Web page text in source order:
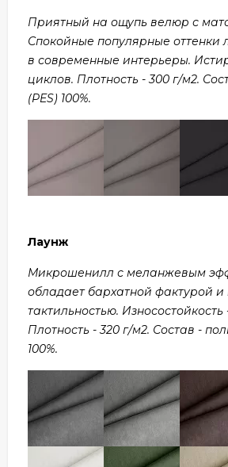
Приятный на ощупь велюр с
Спокойные популярные оттенки
в современные интерьеры.
циклов. Плотность - 300 г/м2.
(PES) 100%.
Лаунж
Микрошенилл с меланжевым
обладает бархатной фактурой и
тактильностью.
Плотность - 320 г/м2. Состав -
100%.